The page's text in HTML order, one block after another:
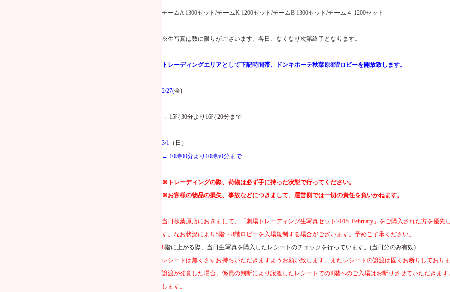
チームA 1300セット /チームK 1200セット /チームB 1300セット /チーム４ 1200セット
※生写真は数に限りがございます。各日、なくなり次第終了となります。
トレーディングエリアとして下記時間帯、ドンキホーテ秋葉原8階ロビーを開放致します。
2/27(金)
→ 15時30分より 16時20分まで
3/1
（日）
→ 10時00分より 10時50分まで
※トレーディングの際、荷物は必ず手に持った状態で行ってください。
※お客様の物品の損失、事故などにつきまして、運営側では一切の責任を負いかねます。
当日秋葉原店におきまして、「劇場トレーディング生写真セット 2015. February 」をご購入された方を優先
す。なお状況により 5階・ 8階ロビーを入場規制する場合がございます。予めご了承ください。
8階に上がる際、当日生写真を購入したレシートのチェックを行っています。 (当日分のみ有効)
レシートは無くさずお持ちいただきますようお願い致します。またレシートの譲渡は固くお断りしており
譲渡が発覚した場合、係員の判断により譲渡したレシートでの8階へのご入場はお断りさせていただきま
します。